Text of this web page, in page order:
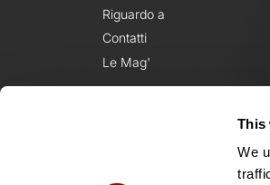
This
We
Riguardo a
Contatti
Le Mag'